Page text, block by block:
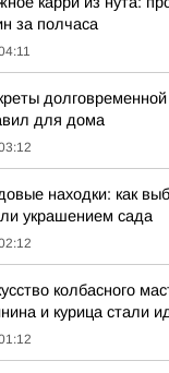
за полчаса
для дома
находки: как
украшением сада
колбасного
и курица стали